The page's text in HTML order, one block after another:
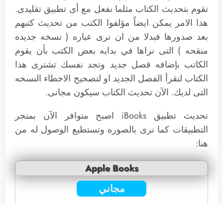
تقوم بتحديث الكتاب مثلما نفعل مع أى تطبيق تقليدى.
هذا الامر يمكن ايضاً مؤلفوا الكتب من تحديث كتبهم
بعد صدورها فبدلا من ان نرى عباره ( نسخه جديده
منقحه ) التى نراها في بدايه بعض الكتب بأن يقوم
الكاتب بإضافه فصل جديد وتجد نفسك تشترى هذا
الكتاب لتقرأ الفصل الجديد او لتصحيح الاخطاء النسخه
التى لديك. الآن تحديث الكتاب سيكون مجانى.
تحديث تطبيق iBooks اصبح متوافر الآن بمتجر
التطبيقات كما نرى بالصوره وتستطيع الوصول له من
هنا:
Apple Books
مجاني